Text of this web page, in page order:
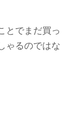
とでまだ買っ
ゃるのではな